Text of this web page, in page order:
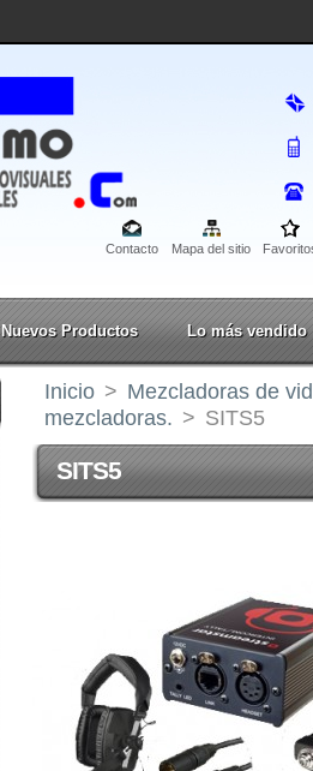
Contacto Mapa del sitio
Nuevos Productos Lo más vendido
Inicio > Mezcladoras de
mezcladoras. > SITS5
SITS5